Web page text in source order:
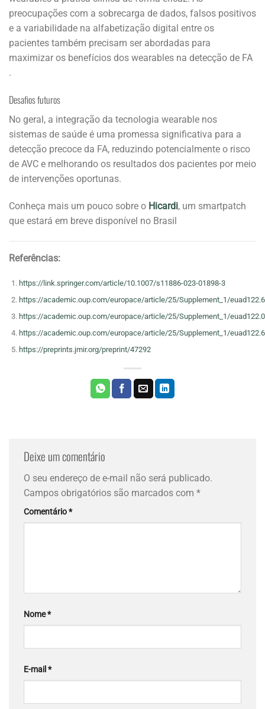
preocupações com a sobrecarga de dados, falsos positivos
e a variabilidade na alfabetização digital entre os
pacientes também precisam ser abordadas para
maximizar os benefícios dos wearables na detecção de FA
.
Desafios futuros
No geral, a integração da tecnologia wearable nos
sistemas de saúde é uma promessa significativa para a
detecção precoce da FA, reduzindo potencialmente o risco
de AVC e melhorando os resultados dos pacientes por meio
de intervenções oportunas.
Conheça mais um pouco sobre o Hicardi, um smartpatch
que estará em breve disponível no Brasil
Referências:
https://link.springer.com/article/10.1007/s11886-023-01898-3
https://academic.oup.com/europace/article/25/Supplement_1/
https://academic.oup.com/europace/article/25/Supplement_1/
https://academic.oup.com/europace/article/25/Supplement_1/
https://preprints.jmir.org/preprint/47292
Deixe um comentário
O seu endereço de e-mail não será publicado.
Campos obrigatórios são marcados com *
Comentário*
Nome*
E-mail *